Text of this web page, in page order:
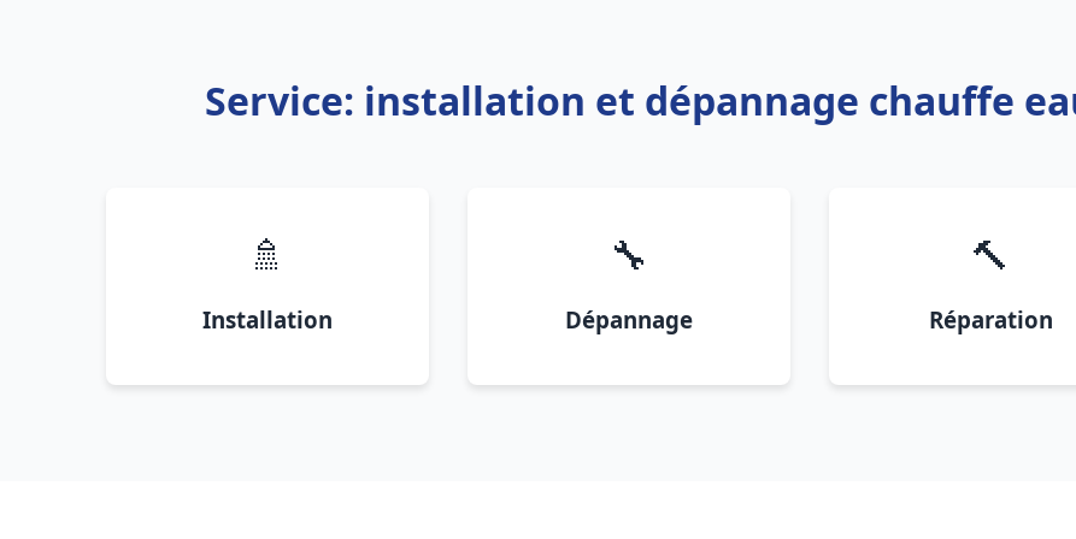
Service: installation et dépannage chauffe
🚿
Installation
🔧
Dépannage
🔨
Réparation